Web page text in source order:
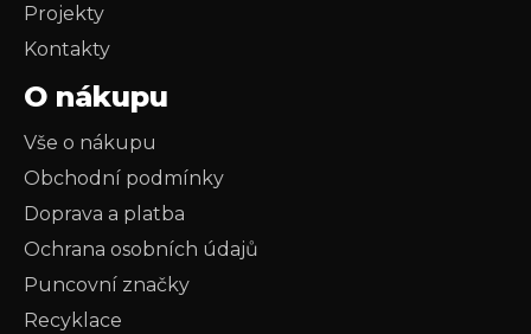
Projekty
Kontakty
O nákupu
Vše o nákupu
Obchodní podmínky
Doprava a platba
Ochrana osobních údajů
Puncovní značky
Recyklace